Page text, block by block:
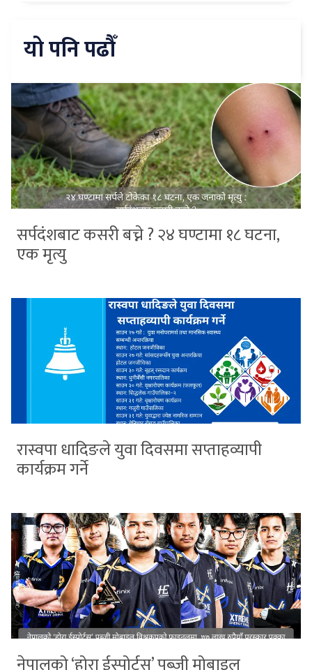
यो पनि पढौँ
सर्पदंशबाट कसरी बच्ने ? २४ घण्टामा १८ घटना,
एक मृत्यु
रास्वपा धादिङले युवा दिवसमा सप्ताहव्यापी
कार्यक्रम गर्ने